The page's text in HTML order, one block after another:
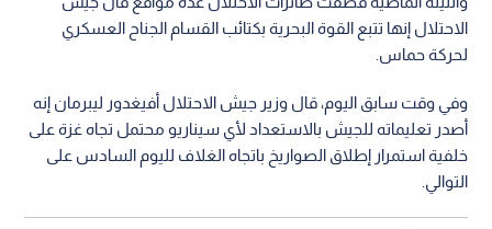
الاحتلال إنها تتبع القوة البحرية بكتائب القسام الجناح العسكري
لحركة حماس.
وفي وقت سابق اليوم، قال وزير جيش الاحتلال أفيغدور ليبرمان إنه
أصدر تعليماته للجيش بالاستعداد لأي سيناريو محتمل تجاه غزة على
خلفية استمرار إطلاق الصواريخ باتجاه الغلاف لليوم السادس على
التوالي.